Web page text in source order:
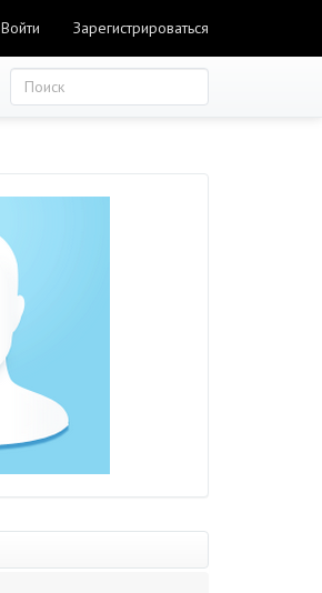
Войти Зарегистрироваться